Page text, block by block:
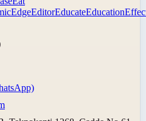
EdgeEditorEducateEducation